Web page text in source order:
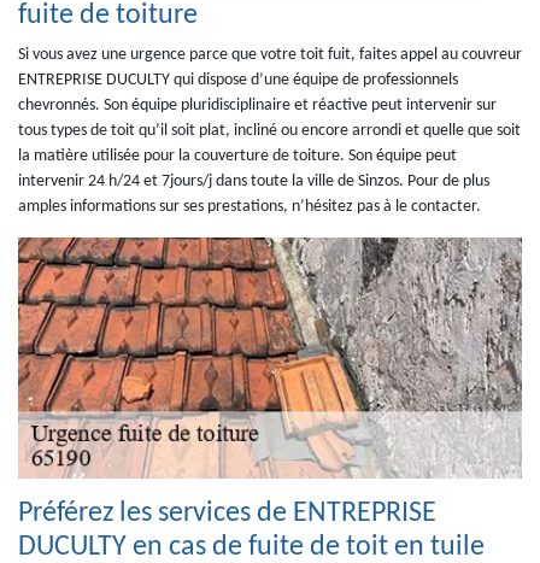
fuite de toiture
Si vous avez une urgence parce que votre toit fuit, faites appel au couvreur
ENTREPRISE DUCULTY qui dispose d’une équipe de professionnels
chevronnés. Son équipe pluridisciplinaire et réactive peut intervenir sur
tous types de toit qu’il soit plat, incliné ou encore arrondi et quelle que soit
la matière utilisée pour la couverture de toiture. Son équipe peut
intervenir 24 h/24 et 7jours/j dans toute la ville de Sinzos. Pour de plus
amples informations sur ses prestations, n’hésitez pas à le contacter.
Préférez les services de ENTREPRISE
DUCULTY en cas de fuite de toit en tuile